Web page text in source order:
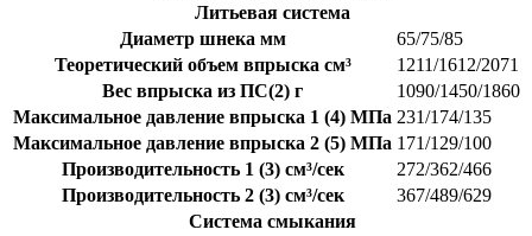
Литьевая система
Диаметр шнека мм
65/75/85
Теоретический объем впрыска см³
1211/1612/2071
Вес впрыска из ПС(2) г
1090/1450/1860
Максимальное давление впрыска 1 (4) МПа 231/174/135
Максимальное давление впрыска 2 (5) МПа 171/129/100
Производительность 1 (3) см³/сек
272/362/466
Производительность 2 (3) см³/сек
367/489/629
Система смыкания